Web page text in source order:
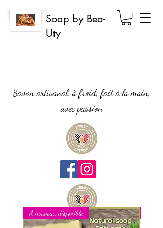
Soap by Bea-
Uty
Savon artisanal, à froid, fait à la main,
avec passion
A nouveau disponible